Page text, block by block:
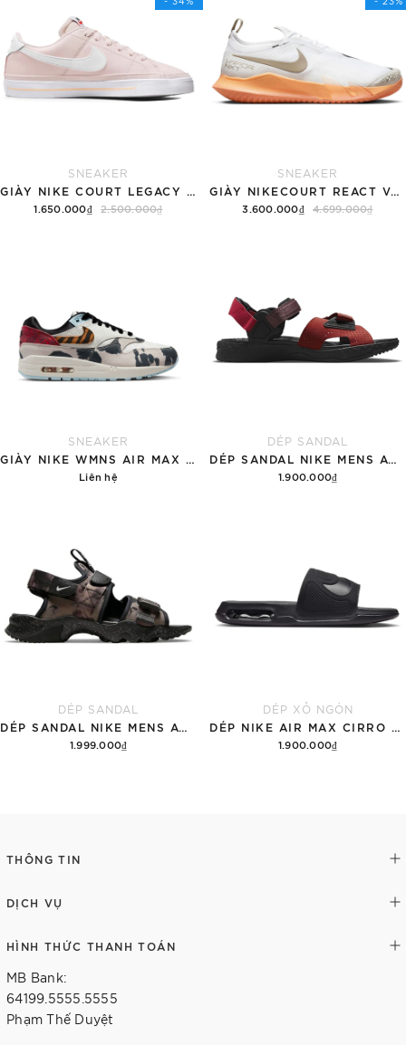
SNEAKER
1.650.000₫ 2.500.000₫
SNEAKER
3.600.000₫ 4.699.000₫
SNEAKER
Liên hệ
DÉP SANDAL
1.900.000₫
DÉP SANDAL
1.999.000₫
DÉP XỎ NGÓN
1.900.000₫
THÔNG TIN
DỊCH VỤ
HÌNH THỨC THANH TOÁN
MB Bank:
64199.5555.5555
Phạm Thế Duyệt